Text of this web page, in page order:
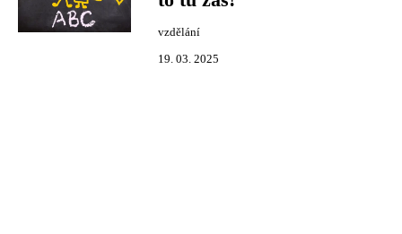
vzdělání
19. 03. 2025